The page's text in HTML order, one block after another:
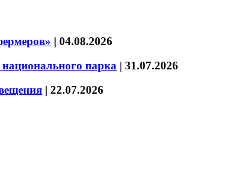
| 04.08.2026
национального парка | 31.07.2026
| 22.07.2026